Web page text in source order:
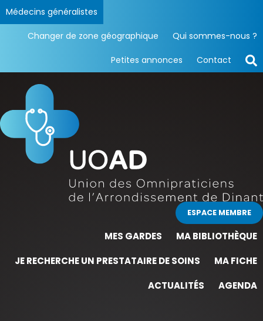
Médecins généralistes
Changer de zone géographique Qui sommes-nous ?
Petites annonces Contact
ESPACE MEMBRE
MES GARDES
MA BIBLIOTHÈQUE
JE RECHERCHE UN PRESTATAIRE DE SOINS
MA FICHE
ACTUALITÉS
AGENDA